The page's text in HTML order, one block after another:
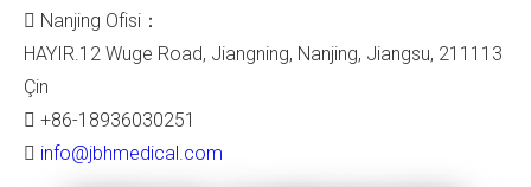
 Nanjing Ofisi：
HAYIR.12 Wuge Road, Jiangning, Nanjing, Jiangsu, 211113
Çin
 +86-18936030251
 info@jbhmedical.com